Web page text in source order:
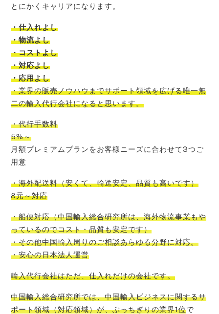
とにかくキャリアになります。
・仕入れよし
・物流よし
・コストよし
・対応よし
・応用よし
・業界の販売ノウハウまでサポート領域を広げる唯一無
二の輸入代行会社になると思います。
・代行手数料
5%～
月額プレミアムプランをお客様ニーズに合わせて3つご
用意
・海外配送料（安くて、輸送安定、品質も高いです）
8元～対応
・船便対応（中国輸入総合研究所は、海外物流事業もや
っているのでコスト・品質も安定です）
・その他中国輸入周りのご相談あらゆる分野に対応。
・安心の日本法人運営
輸入代行会社はただ、仕入れだけの会社です。
中国輸入総合研究所では、中国輸入ビジネスに関するサ
ポート領域（対応領域）が、ぶっちぎりの業界1位で